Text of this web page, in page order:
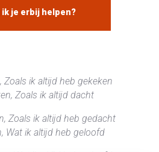
ik je erbij helpen?
Zoals ik altijd heb gekeken
Zoals ik altijd dacht
Zoals ik altijd heb gedacht
Wat ik altijd heb geloofd